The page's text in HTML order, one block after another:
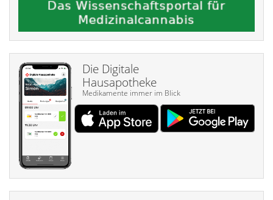
Die Digitale
Hausapotheke
Medikamente immer im Blick